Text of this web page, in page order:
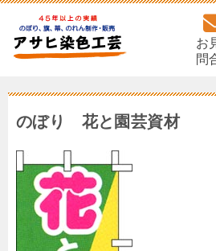
お
問
のぼり 花と園芸資材